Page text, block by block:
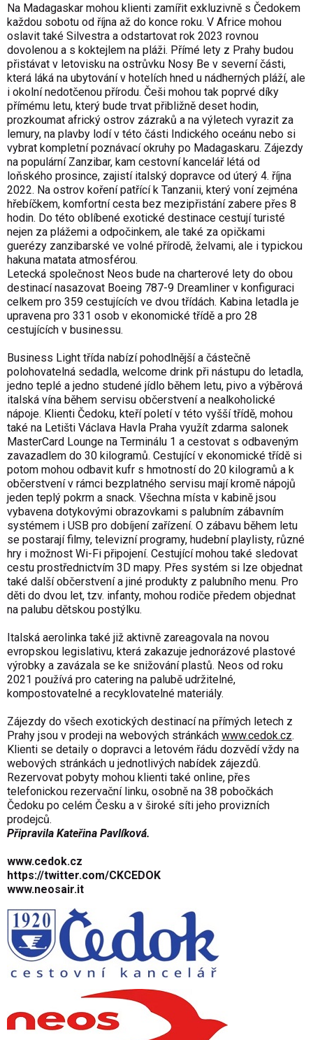
Na Madagaskar mohou klienti zamířit exkluzivně s Čedokem
každou sobotu od října až do konce roku. V Africe mohou
oslavit také Silvestra a odstartovat rok 2023 rovnou
dovolenou a s koktejlem na pláži. Přímé lety z Prahy budou
přistávat v letovisku na ostrůvku Nosy Be v severní části,
která láká na ubytování v hotelích hned u nádherných pláží, ale
i okolní nedotčenou přírodu. Češi mohou tak poprvé díky
přímému letu, který bude trvat přibližně deset hodin,
prozkoumat africký ostrov zázraků a na výletech vyrazit za
lemury, na plavby lodí v této části Indického oceánu nebo si
vybrat kompletní poznávací okruhy po Madagaskaru. Zájezdy
na populární Zanzibar, kam cestovní kancelář létá od
loňského prosince, zajistí italský dopravce od úterý 4. října
2022. Na ostrov koření patřící k Tanzanii, který voní zejména
hřebíčkem, komfortní cesta bez mezipřistání zabere přes 8
hodin. Do této oblíbené exotické destinace cestují turisté
nejen za plážemi a odpočinkem, ale také za opičkami
guerézy zanzibarské ve volné přírodě, želvami, ale i typickou
hakuna matata atmosférou.
Letecká společnost Neos bude na charterové lety do obou
destinací nasazovat Boeing 787-9 Dreamliner v konfiguraci
celkem pro 359 cestujících ve dvou třídách. Kabina letadla je
upravena pro 331 osob v ekonomické třídě a pro 28
cestujících v businessu.
Business Light třída nabízí pohodlnější a částečně
polohovatelná sedadla, welcome drink při nástupu do letadla,
jedno teplé a jedno studené jídlo během letu, pivo a výběrová
italská vína během servisu občerstvení a nealkoholické
nápoje. Klienti Čedoku, kteří poletí v této vyšší třídě, mohou
také na Letišti Václava Havla Praha využít zdarma salonek
MasterCard Lounge na Terminálu 1 a cestovat s odbaveným
zavazadlem do 30 kilogramů. Cestující v ekonomické třídě si
potom mohou odbavit kufr s hmotností do 20 kilogramů a k
občerstvení v rámci bezplatného servisu mají kromě nápojů
jeden teplý pokrm a snack. Všechna místa v kabině jsou
vybavena dotykovými obrazovkami s palubním zábavním
systémem i USB pro dobíjení zařízení. O zábavu během letu
se postarají filmy, televizní programy, hudební playlisty, různé
hry i možnost Wi-Fi připojení. Cestující mohou také sledovat
cestu prostřednictvím 3D mapy. Přes systém si lze objednat
také další občerstvení a jiné produkty z palubního menu. Pro
děti do dvou let, tzv. infanty, mohou rodiče předem objednat
na palubu dětskou postýlku.
Italská aerolinka také již aktivně zareagovala na novou
evropskou legislativu, která zakazuje jednorázové plastové
výrobky a zavázala se ke snižování plastů. Neos od roku
2021 používá pro catering na palubě udržitelné,
kompostovatelné a recyklovatelné materiály.
Zájezdy do všech exotických destinací na přímých letech z
Prahy jsou v prodeji na webových stránkách www.cedok.cz.
Klienti se detaily o dopravci a letovém řádu dozvědí vždy na
webových stránkách u jednotlivých nabídek zájezdů.
Rezervovat pobyty mohou klienti také online, přes
telefonickou rezervační linku, osobně na 38 pobočkách
Čedoku po celém Česku a v široké síti jeho provizních
prodejců.
Připravila Kateřina Pavlíková.
www.cedok.cz
https://twitter.com/CKCEDOK
www.neosair.it